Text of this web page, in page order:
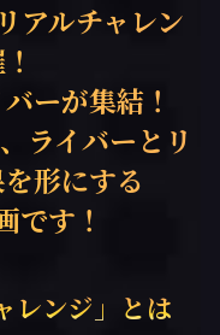
アルチャレン
ーが集結！
ライバーとリ
形にする
です！
レンジ」とは